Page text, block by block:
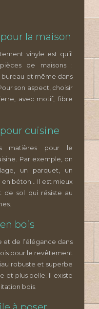
la maison
vinyle est qu’il
de maisons :
bureau et même dans
son aspect, choisir
avec motif, fibre
cuisine
matières pour le
Par exemple, on
un parquet, un
béton… Il est mieux
de sol qui résiste au
bois
et de l’élégance dans
pour le revêtement
robuste et superbe
et plus belle. Il existe
bois.